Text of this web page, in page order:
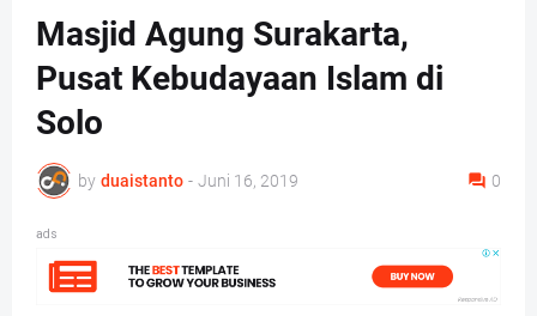
Masjid Agung Surakarta,
Pusat Kebudayaan Islam di
Solo
by duaistanto - Juni 16, 2019 0
ads